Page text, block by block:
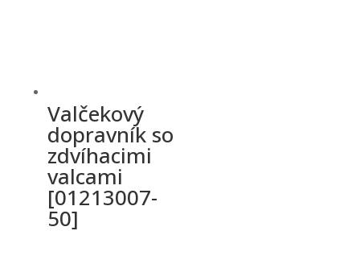
Valčekový
dopravník so
zdvíhacimi
valcami
[01213007-
50]